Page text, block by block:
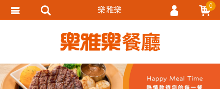
樂雅樂 0
會員註冊
忘記密碼
訂單查詢